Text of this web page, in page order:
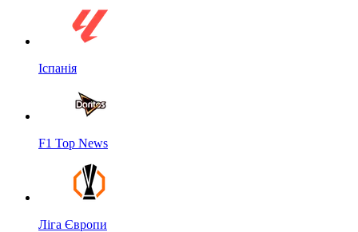
Іспанія
F1 Top News
Ліга Європи